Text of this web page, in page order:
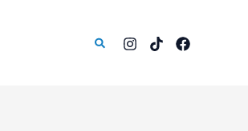
Buscar